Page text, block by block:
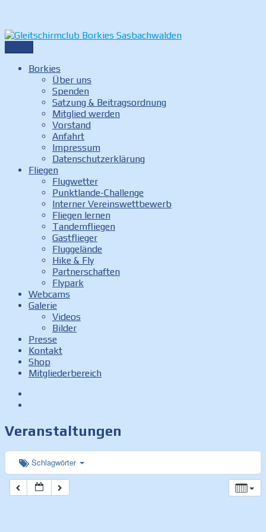
Zum
springen
Gleitschirmclub Borkies Sasbachwalden
Internetauftritt des Gleitschirmclubs Borkies in
Sasbachwalden
Borkies
Über uns
Spenden
Satzung & Beitragsordnung
Mitglied werden
Vorstand
Anfahrt
Impressum
Datenschutzerklärung
Fliegen
Flugwetter
Punktlande-Challenge
Interner Vereinswettbewerb
Fliegen lernen
Tandemfliegen
Gastflieger
Fluggelände
Hike & Fly
Partnerschaften
Flypark
Webcams
Galerie
Videos
Bilder
Presse
Kontakt
Shop
Mitgliederbereich
Veranstaltungen
Schlagwörter